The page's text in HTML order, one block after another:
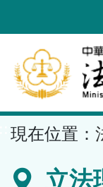
到
要
內
容
區
現在位置：
立法